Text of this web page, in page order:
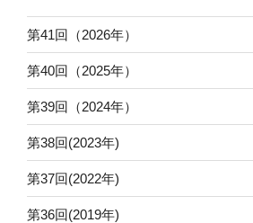
第41回（2026年）
第40回（2025年）
第39回（2024年）
第38回(2023年)
第37回(2022年)
第36回(2019年)